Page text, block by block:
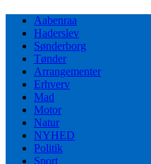
Aabenraa
Haderslev
Sønderborg
Tønder
Arrangementer
Erhverv
Mad
Motor
Natur
NYHED
Politik
Sport